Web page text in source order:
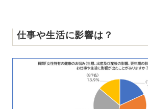
仕事や生活に影響は？